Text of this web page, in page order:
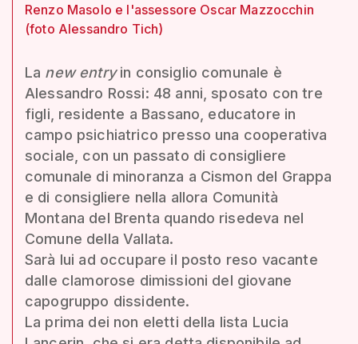
Renzo Masolo e l'assessore Oscar Mazzocchin
(foto Alessandro Tich)
La new entryin consiglio comunale è
Alessandro Rossi: 48 anni, sposato con tre
figli, residente a Bassano, educatore in
campo psichiatrico presso una cooperativa
sociale, con un passato di consigliere
comunale di minoranza a Cismon del Grappa
e di consigliere nella allora Comunità
Montana del Brenta quando risedeva nel
Comune della Vallata.
Sarà lui ad occupare il posto reso vacante
dalle clamorose dimissioni del giovane
capogruppo dissidente.
La prima dei non eletti della lista Lucia